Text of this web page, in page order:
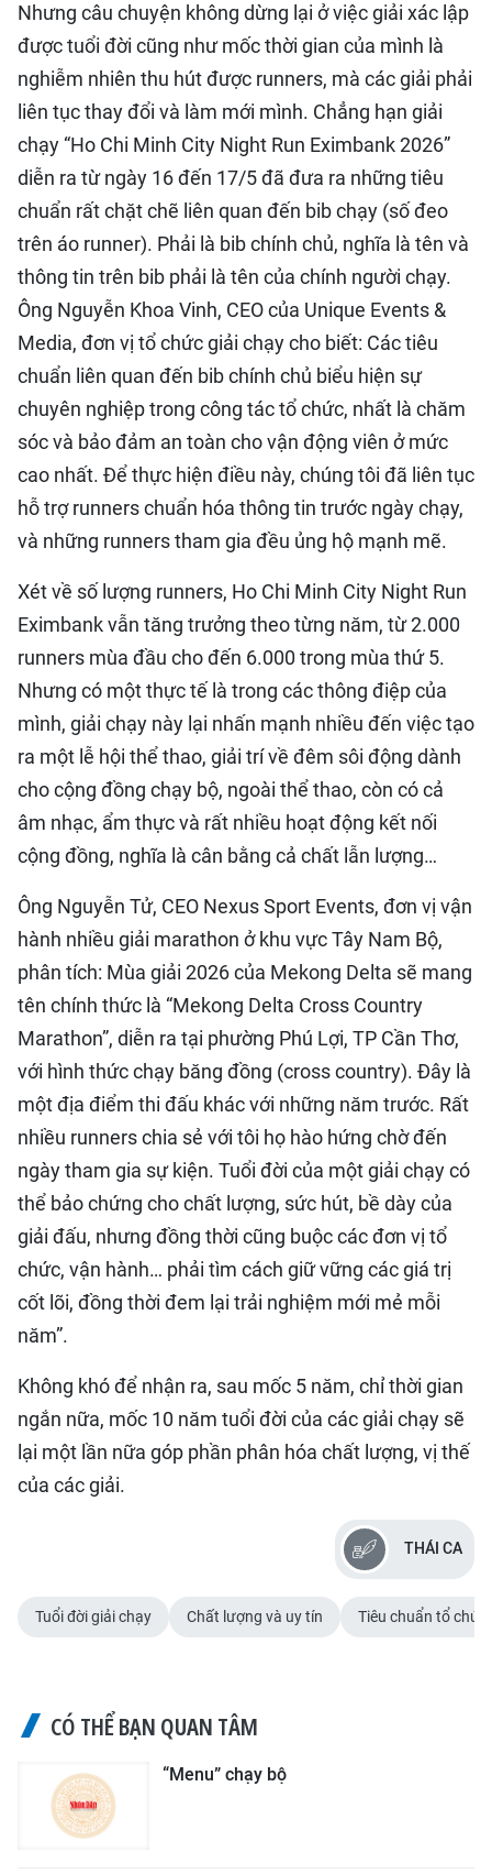
Nhưng câu chuyện không dừng lại ở việc giải xác lập
được tuổi đời cũng như mốc thời gian của mình là
nghiễm nhiên thu hút được runners, mà các giải phải
liên tục thay đổi và làm mới mình. Chẳng hạn giải
chạy “Ho Chi Minh City Night Run Eximbank 2026”
diễn ra từ ngày 16 đến 17/5 đã đưa ra những tiêu
chuẩn rất chặt chẽ liên quan đến bib chạy (số đeo
trên áo runner). Phải là bib chính chủ, nghĩa là tên và
thông tin trên bib phải là tên của chính người chạy.
Ông Nguyễn Khoa Vinh, CEO của Unique Events &
Media, đơn vị tổ chức giải chạy cho biết: Các tiêu
chuẩn liên quan đến bib chính chủ biểu hiện sự
chuyên nghiệp trong công tác tổ chức, nhất là chăm
sóc và bảo đảm an toàn cho vận động viên ở mức
cao nhất. Để thực hiện điều này, chúng tôi đã liên tục
hỗ trợ runners chuẩn hóa thông tin trước ngày chạy,
và những runners tham gia đều ủng hộ mạnh mẽ.
Xét về số lượng runners, Ho Chi Minh City Night Run
Eximbank vẫn tăng trưởng theo từng năm, từ 2.000
runners mùa đầu cho đến 6.000 trong mùa thứ 5.
Nhưng có một thực tế là trong các thông điệp của
mình, giải chạy này lại nhấn mạnh nhiều đến việc tạo
ra một lễ hội thể thao, giải trí về đêm sôi động dành
cho cộng đồng chạy bộ, ngoài thể thao, còn có cả
âm nhạc, ẩm thực và rất nhiều hoạt động kết nối
cộng đồng, nghĩa là cân bằng cả chất lẫn lượng…
Ông Nguyễn Tử, CEO Nexus Sport Events, đơn vị vận
hành nhiều giải marathon ở khu vực Tây Nam Bộ,
phân tích: Mùa giải 2026 của Mekong Delta sẽ mang
tên chính thức là “Mekong Delta Cross Country
Marathon”, diễn ra tại phường Phú Lợi, TP Cần Thơ,
với hình thức chạy băng đồng (cross country). Đây là
một địa điểm thi đấu khác với những năm trước. Rất
nhiều runners chia sẻ với tôi họ hào hứng chờ đến
ngày tham gia sự kiện. Tuổi đời của một giải chạy có
thể bảo chứng cho chất lượng, sức hút, bề dày của
giải đấu, nhưng đồng thời cũng buộc các đơn vị tổ
chức, vận hành… phải tìm cách giữ vững các giá trị
cốt lõi, đồng thời đem lại trải nghiệm mới mẻ mỗi
năm”.
Không khó để nhận ra, sau mốc 5 năm, chỉ thời gian
ngắn nữa, mốc 10 năm tuổi đời của các giải chạy sẽ
lại một lần nữa góp phần phân hóa chất lượng, vị thế
của các giải.
THÁI CA
Tuổi đời giải chạy Chất lượng và uy tín Tiêu chuẩn tổ chức
CÓ THỂ BẠN QUAN TÂM
“Menu” chạy bộ